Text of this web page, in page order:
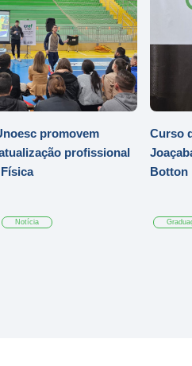
promovem
profissional
Notícia
Curso
Botton